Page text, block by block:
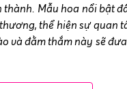
Mẫu hoa nổi bật
thể hiện sự quan
và đằm thắm này sẽ